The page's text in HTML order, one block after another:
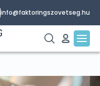
info@faktoringszovetseg.hu